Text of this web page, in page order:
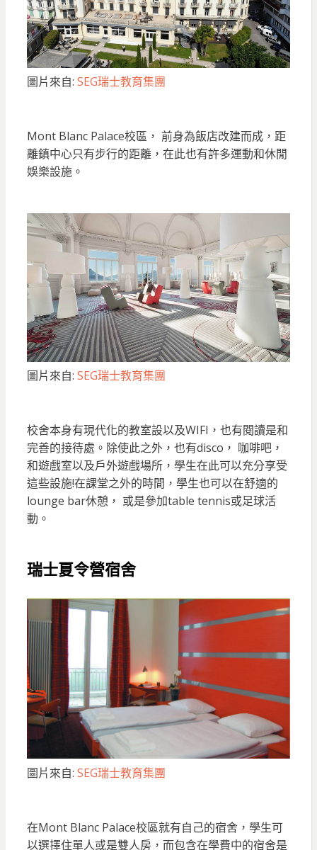
圖片來自: SEG瑞士教育集團
Mont Blanc Palace校區， 前身為飯店改建而成，距
離鎮中心只有步行的距離，在此也有許多運動和休閒
娛樂設施。
圖片來自: SEG瑞士教育集團
校舍本身有現代化的教室設以及WIFI，也有閱讀是和
完善的接待處。除使此之外，也有disco， 咖啡吧，
和遊戲室以及戶外遊戲場所，學生在此可以充分享受
這些設施!在課堂之外的時間，學生也可以在舒適的
lounge bar休憩， 或是參加table tennis或足球活
動。
瑞士夏令營宿舍
圖片來自: SEG瑞士教育集團
在Mont Blanc Palace校區就有自己的宿舍，學生可
以選擇住單人或是雙人房，而包含在學費中的宿舍是